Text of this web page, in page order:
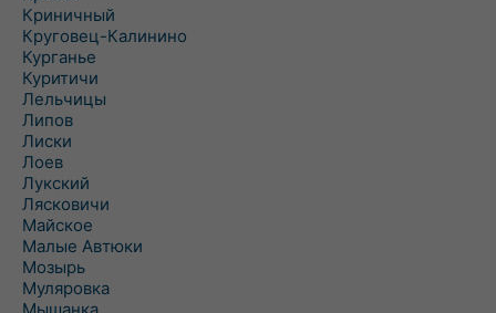
Криничный
Круговец-Калинино
Курганье
Куритичи
Лельчицы
Липов
Лиски
Лоев
Лукский
Лясковичи
Майское
Малые Автюки
Мозырь
Муляровка